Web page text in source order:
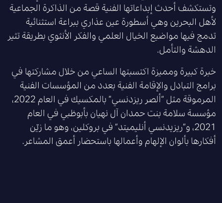
وتستكشف أحدث إبداعاتها الفنية قصة من الذاكرة الجماعية
لأهل البحرين وهي أسطورة عين عذاري ببراعة استثنائية
تدمج فيها مواضيع الخيال العلمي والفكر الأنثوي بطريقة تثير
الدهشة والتأمل.
خبرة كبيرة ومميزة اكتسبتها الساعي من خلال مشاركتها في
برامج التبادل والإقامة الفنية بعدد من المؤسسات الفنية
المرموقة مثل “ألصر ريزدنسي” بالمكسيك في العام 2022،
مؤسسة سلامة بنت حمدان آل نهيان بأبوظبي في العام
2021، و”ريزيدنسي أنليميتد” في بروكلين، وهو ما زيّن
أفكارها بألوان الإلهام وأعمالها باستحضار أعمق المشاعر.